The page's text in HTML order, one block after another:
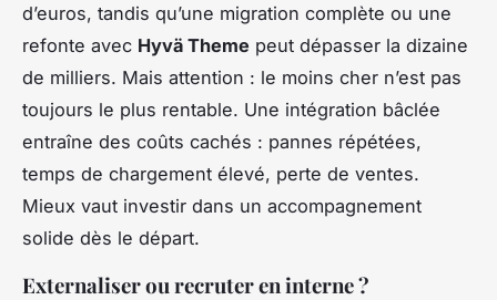
d’euros, tandis qu’une migration complète ou une
refonte avec Hyvä Theme peut dépasser la dizaine
de milliers. Mais attention : le moins cher n’est pas
toujours le plus rentable. Une intégration bâclée
entraîne des coûts cachés : pannes répétées,
temps de chargement élevé, perte de ventes.
Mieux vaut investir dans un accompagnement
solide dès le départ.
Externaliser ou recruter en interne ?